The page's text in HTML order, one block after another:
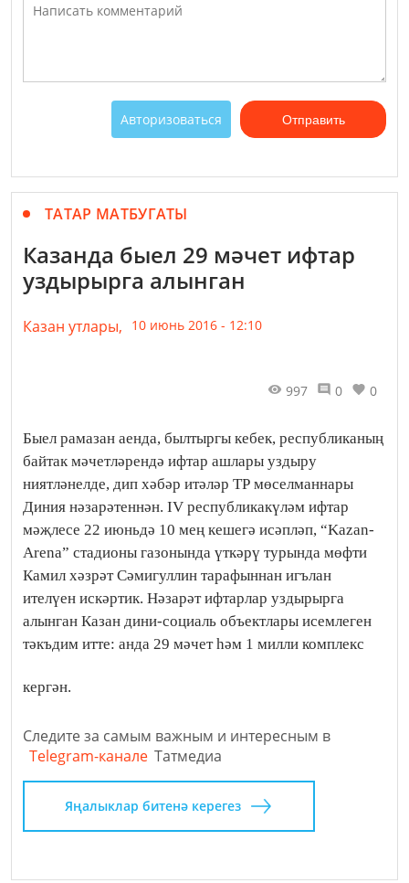
Авторизоваться Отправить
ТАТАР МАТБУГАТЫ
Казанда быел 29 мәчет ифтар
уздырырга алынган
Казан утлары, 10 июнь 2016 - 12:10
997 0 0
Быел рамазан аенда, былтыргы кебек, республиканың
байтак мәчетләрендә ифтар ашлары уздыру
ниятләнелде, дип хәбәр итәләр ТР мөселманнары
Диния нәзарәтеннән. IV республикакүләм ифтар
мәҗлесе 22 июньдә 10 мең кешегә исәпләп, “Kazan-
Arena” стадионы газонында үткәрү турында мөфти
Камил хәзрәт Сәмигуллин тарафыннан игълан
ителүен искәртик. Нәзарәт ифтарлар уздырырга
алынган Казан дини-социаль объектлары исемлеген
тәкъдим итте: анда 29 мәчет һәм 1 милли комплекс
кергән.
Следите за самым важным и интересным в
Telegram-канале Татмедиа
Яңалыклар битенә керегез